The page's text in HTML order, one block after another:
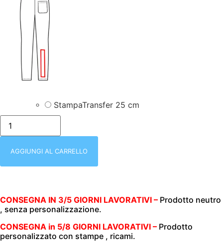
StampaTransfer 25 cm
PANTALONE
UNISEX
|
JEANS
PANTAGIAFFA
ELASTICO
100%
COTONE
|
ISACCO|
AGGIUNGI AL CARRELLO
CONSEGNA IN 3/5 GIORNI LAVORATIVI – Prodotto neutro
, senza personalizzazione.
CONSEGNA in 5/8 GIORNI LAVORATIVI – Prodotto
personalizzato con stampe , ricami.